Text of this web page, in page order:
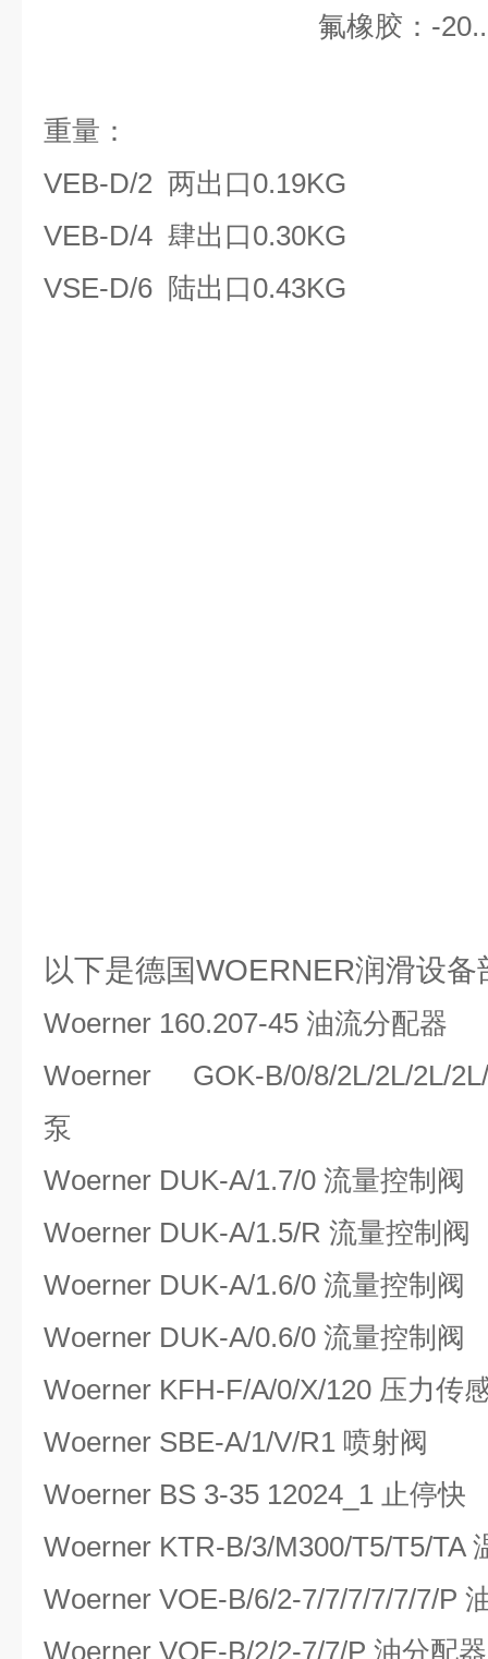
氟橡胶：-
重量：
VEB-D/2 两出口0.19KG
VEB-D/4 肆出口0.30KG
VSE-D/6 陆出口0.43KG
以下是德国WOERNER润滑设
Woerner 160.207-45 油流分配器
Woerner GOK-B/0/8/2L/2L/2L/2L/
泵
Woerner DUK-A/1.7/0 流量控制阀
Woerner DUK-A/1.5/R 流量控制阀
Woerner DUK-A/1.6/0 流量控制阀
Woerner DUK-A/0.6/0 流量控制阀
Woerner KFH-F/A/0/X/120 压力传
Woerner SBE-A/1/V/R1 喷射阀
Woerner BS 3-35 12024_1 止停快
Woerner KTR-B/3/M300/T5/T5/TA
Woerner VOE-B/6/2-7/7/7/7/7/7/P
Woerner VOE-B/2/2-7/7/P 油分配器